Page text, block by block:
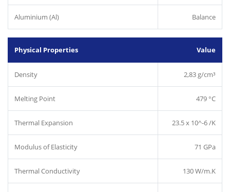
Aluminium (Al) Balance
Physical Properties Value
Density 2,83 g/cm³
Melting Point 479 °C
Thermal Expansion 23.5 x 10^-6 /K
Modulus of Elasticity 71 GPa
Thermal Conductivity 130 W/m.K